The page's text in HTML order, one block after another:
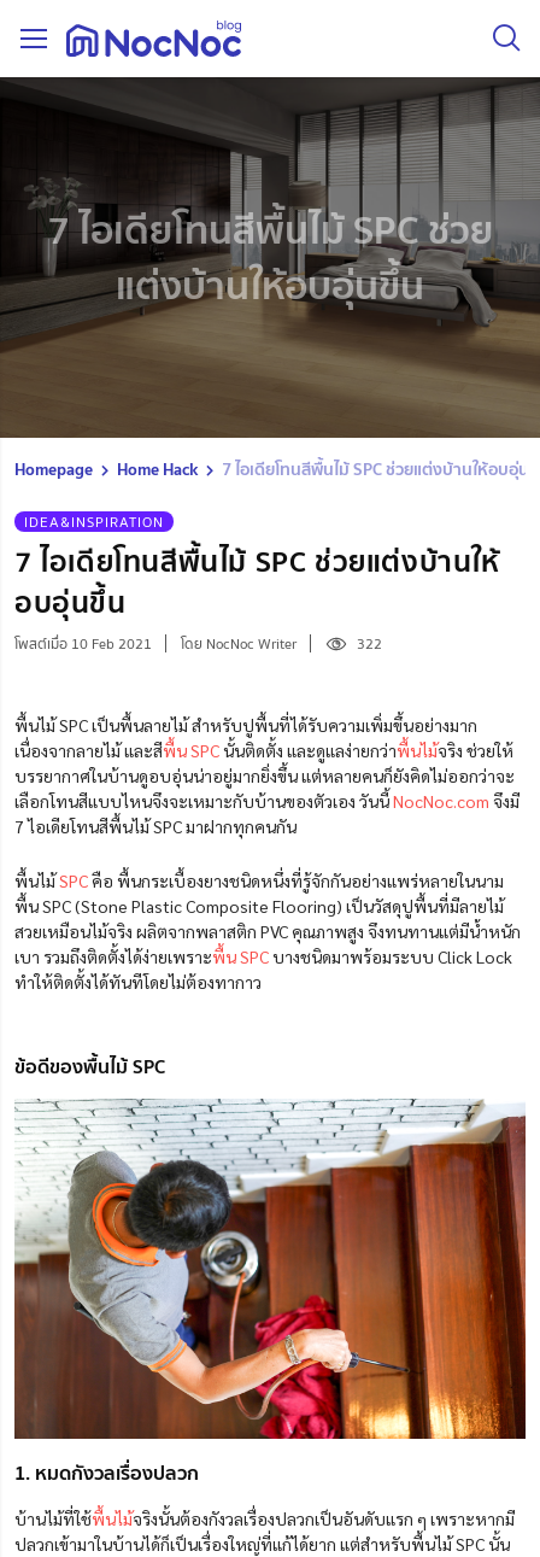
7 ไอเดียโทนสีพื้นไม้ SPC ช่วย
แต่งบ้านให้อบอุ่นขึ้น
Homepage Home Hack 7 ไอเดียโทนสีพื้นไม้ SPC ช่วยแต่งบ้านให้อบอุ่น
IDEA&INSPIRATION
7 ไอเดียโทนสีพื้นไม้ SPC ช่วยแต่งบ้านให้
อบอุ่นขึ้น
โพสต์เมื่อ 10 Feb 2021 โดย NocNoc Writer 322
พื้นไม้ SPC เป็นพื้นลายไม้ สำหรับปูพื้นที่ได้รับความเพิ่มขึ้นอย่างมาก
เนื่องจากลายไม้ และสีพื้น SPCนั้นติดตั้ง และดูแลง่ายกว่าพื้นไม้จริง ช่วยให้
บรรยากาศในบ้านดูอบอุ่นน่าอยู่มากยิ่งขึ้น แต่หลายคนก็ยังคิดไม่ออกว่าจะ
เลือกโทนสีแบบไหนจึงจะเหมาะกับบ้านของตัวเอง วันนี้NocNoc.com จึงมี
7 ไอเดียโทนสีพื้นไม้ SPC มาฝากทุกคนกัน
พื้นไม้SPCคือ พื้นกระเบื้องยางชนิดหนึ่งที่รู้จักกันอย่างแพร่หลายในนาม
พื้น SPC (Stone Plastic Composite Flooring) เป็นวัสดุปูพื้นที่มีลายไม้
สวยเหมือนไม้จริง ผลิตจากพลาสติก PVC คุณภาพสูง จึงทนทานแต่มีน้ำหนัก
เบา รวมถึงติดตั้งได้ง่ายเพราะพื้น SPCบางชนิดมาพร้อมระบบ Click Lock
ทำให้ติดตั้งได้ทันทีโดยไม่ต้องทากาว
ข้อดีของพื้นไม้ SPC
1. หมดกังวลเรื่องปลวก
บ้านไม้ที่ใช้พื้นไม้จริงนั้นต้องกังวลเรื่องปลวกเป็นอันดับแรก ๆ เพราะหากมี
ปลวกเข้ามาในบ้านได้ก็เป็นเรื่องใหญ่ที่แก้ได้ยาก แต่สำหรับพื้นไม้ SPC นั้น